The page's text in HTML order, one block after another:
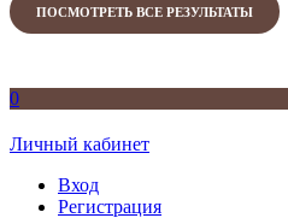
ПОСМОТРЕТЬ ВСЕ РЕЗУЛЬТАТЫ
0
Личный кабинет
Вход
Регистрация